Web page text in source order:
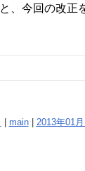
と、今回の改正
main| 2013年01